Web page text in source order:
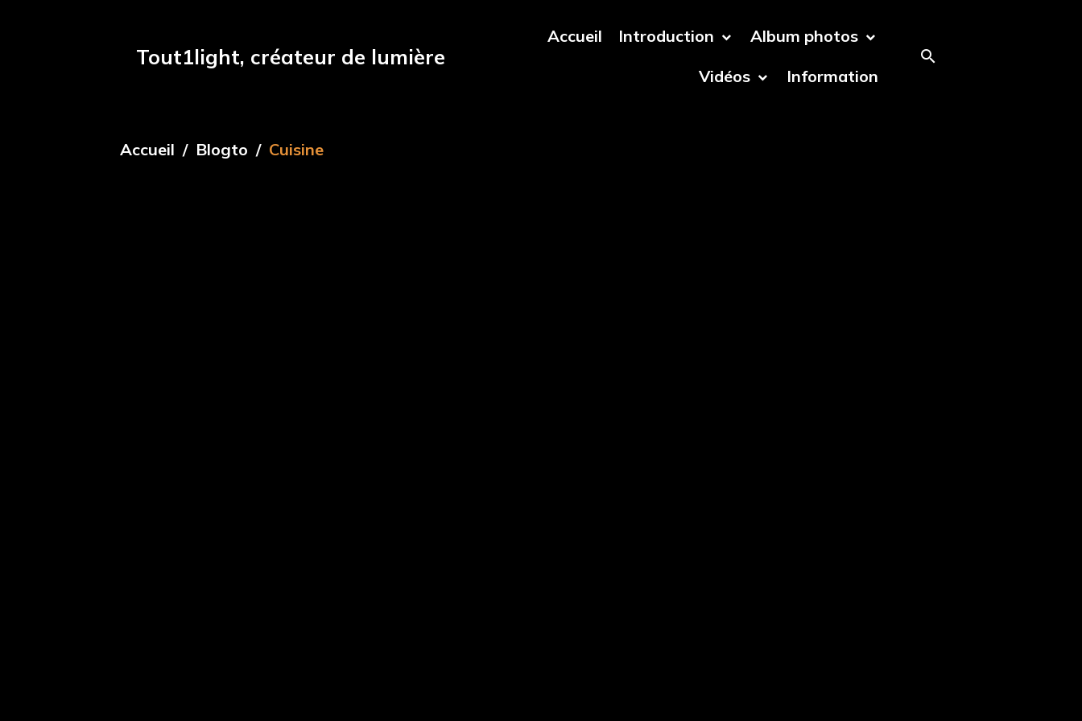
Tout1light, créateur de lumière
Accueil Introduction
Album photos
Vidéos
Information
Accueil Blogto Cuisine